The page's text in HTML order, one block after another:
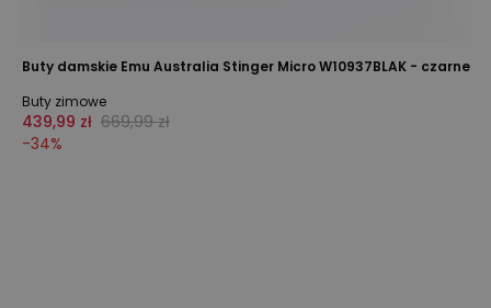
Buty damskie Emu Australia Stinger Micro W10937BLAK - czarne
Buty zimowe
439,99 zł 669,99 zł
-34%